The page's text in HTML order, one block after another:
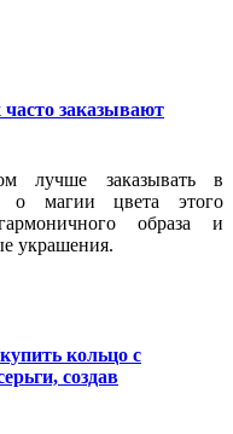
заказывают
лучше заказывать в
о магии цвета этого
образа и
украшения.
кольцо с
создав